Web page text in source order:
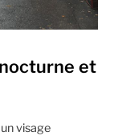
et
visage